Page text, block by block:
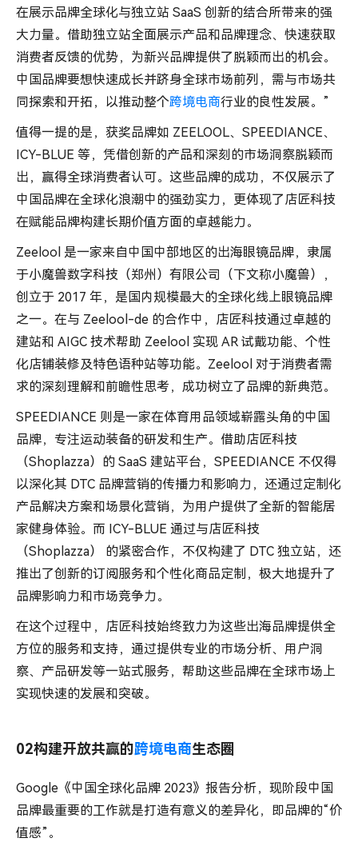
在展示品牌全球化与独立站 SaaS 创新的结合所带来的强
大力量。借助独立站全面展示产品和品牌理念、快速获取
消费者反馈的优势，为新兴品牌提供了脱颖而出的机会。
中国品牌要想快速成长并跻身全球市场前列，需与市场共
同探索和开拓，以推动整个跨境电商行业的良性发展。”
值得一提的是，获奖品牌如 ZEELOOL、SPEEDIANCE、
ICY-BLUE 等，凭借创新的产品和深刻的市场洞察脱颖而
出，赢得全球消费者认可。这些品牌的成功，不仅展示了
中国品牌在全球化浪潮中的强劲实力，更体现了店匠科技
在赋能品牌构建长期价值方面的卓越能力。
Zeelool 是一家来自中国中部地区的出海眼镜品牌，隶属
于小魔兽数字科技（郑州）有限公司（下文称小魔兽），
创立于 2017 年，是国内规模最大的全球化线上眼镜品牌
之一。在与 Zeelool-de 的合作中，店匠科技通过卓越的
建站和 AIGC 技术帮助 Zeelool 实现 AR 试戴功能、个性
化店铺装修及特色语种站等功能。Zeelool 对于消费者需
求的深刻理解和前瞻性思考，成功树立了品牌的新典范。
SPEEDIANCE 则是一家在体育用品领域崭露头角的中国
品牌，专注运动装备的研发和生产。借助店匠科技
（Shoplazza）的 SaaS 建站平台，SPEEDIANCE 不仅得
以深化其 DTC 品牌营销的传播力和影响力，还通过定制化
产品解决方案和场景化营销，为用户提供了全新的智能居
家健身体验。而 ICY-BLUE 通过与店匠科技
（Shoplazza） 的紧密合作，不仅构建了 DTC 独立站，还
推出了创新的订阅服务和个性化商品定制，极大地提升了
品牌影响力和市场竞争力。
在这个过程中，店匠科技始终致力为这些出海品牌提供全
方位的服务和支持，通过提供专业的市场分析、用户洞
察、产品研发等一站式服务，帮助这些品牌在全球市场上
实现快速的发展和突破。
02构建开放共赢的跨境电商生态圈
Google《中国全球化品牌 2023》报告分析，现阶段中国
品牌最重要的工作就是打造有意义的差异化，即品牌的“价
值感”。